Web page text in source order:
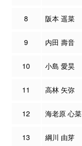
8 阪本 遥菜
9 内田 壽音
10 小島 愛昊
11 高林 矢弥
12 海老原 心菜
13 綱川 由芽